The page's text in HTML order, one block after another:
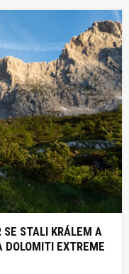
SE STALI KRÁLEM A
DOLOMITI EXTREME